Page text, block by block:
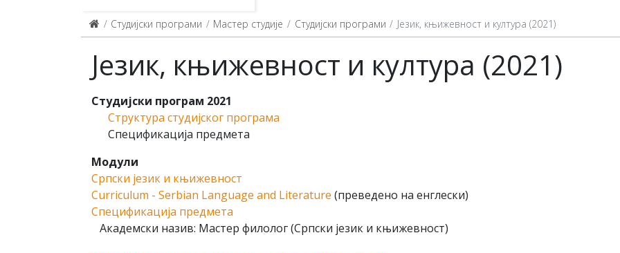
Студијски програми Мастер студије Студијски програми Језик, књижевност и култура (2021)
Језик, књижевност и култура (2021)
Студијски програм 2021
Структура студијског програма
Спецификација предмета
Модули
Српски језик и књижевност
Curriculum - Serbian Language and Literature (преведено на енглески)
Спецификација предмета
Академски назив: Мастер филолог (Српски језик и књижевност)